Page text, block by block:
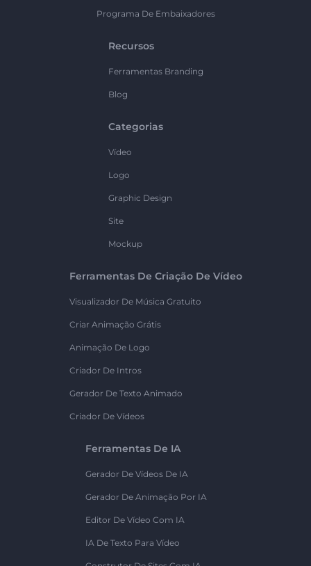
Programa De Embaixadores
Recursos
Ferramentas Branding
Blog
Categorias
Vídeo
Logo
Graphic Design
Site
Mockup
Ferramentas De Criação De Vídeo
Visualizador De Música Gratuito
Criar Animação Grátis
Animação De Logo
Criador De Intros
Gerador De Texto Animado
Criador De Vídeos
Ferramentas De IA
Gerador De Vídeos De IA
Gerador De Animação Por IA
Editor De Vídeo Com IA
IA De Texto Para Vídeo